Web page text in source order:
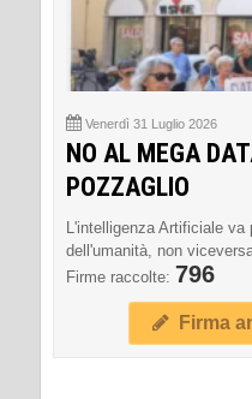
Venerdì 31 Luglio 2026
NO AL MEGA
POZZAGLIO
L'intelligenza Artificiale
dell'umanità, non
Firme raccolte: 796
Firma